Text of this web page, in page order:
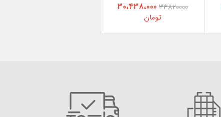
33820000 30،438،000
تومان